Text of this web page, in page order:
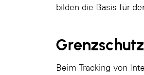
bilden die Basis für
Beim Tracking von